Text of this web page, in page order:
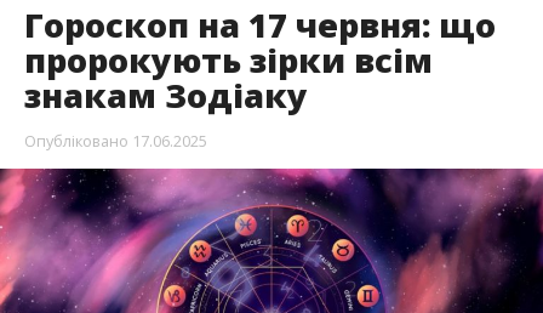
Гороскоп на 17 червня: що
пророкують зірки всім
знакам Зодіаку
Опубліковано 17.06.2025